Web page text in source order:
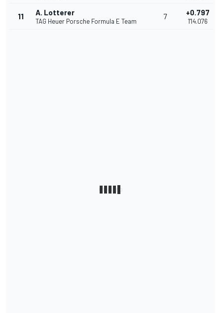
11 A. Lotterer
TAG Heuer Porsche Formula E Team
7 +0.797
1'14.076